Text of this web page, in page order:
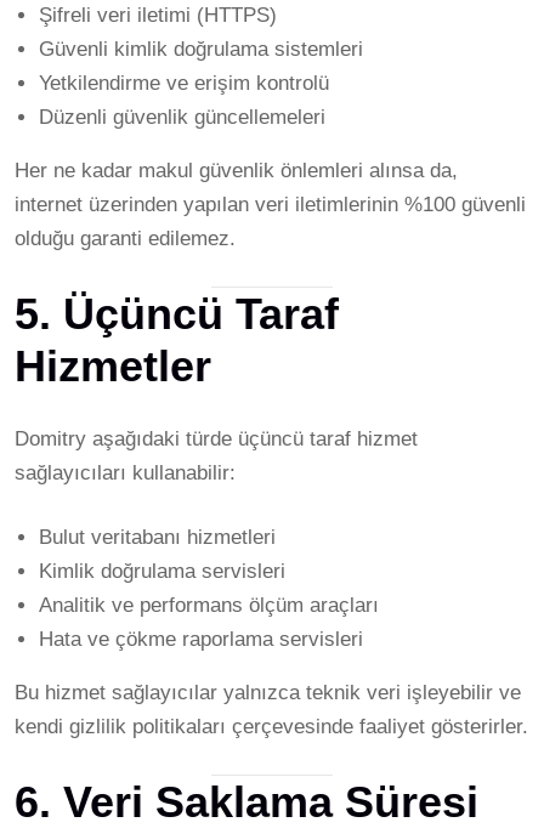
Şifreli veri iletimi (HTTPS)
Güvenli kimlik doğrulama sistemleri
Yetkilendirme ve erişim kontrolü
Düzenli güvenlik güncellemeleri
Her ne kadar makul güvenlik önlemleri alınsa da,
internet üzerinden yapılan veri iletimlerinin %100 güvenli
olduğu garanti edilemez.
5. Üçüncü Taraf
Hizmetler
Domitry aşağıdaki türde üçüncü taraf hizmet
sağlayıcıları kullanabilir:
Bulut veritabanı hizmetleri
Kimlik doğrulama servisleri
Analitik ve performans ölçüm araçları
Hata ve çökme raporlama servisleri
Bu hizmet sağlayıcılar yalnızca teknik veri işleyebilir ve
kendi gizlilik politikaları çerçevesinde faaliyet gösterirler.
6. Veri Saklama Süresi